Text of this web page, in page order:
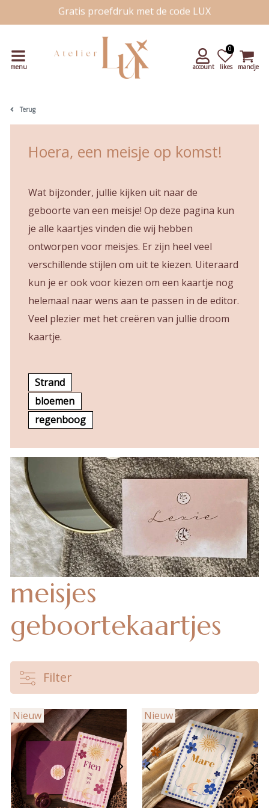
Snelle levering
Unieke handgetekende kaartjes
menu account likes
0
mandje
Terug
Hoera, een meisje op komst!
Wat bijzonder, jullie kijken uit naar de
geboorte van een meisje! Op deze pagina kun
je alle kaartjes vinden die wij hebben
ontworpen voor meisjes. Er zijn heel veel
verschillende stijlen om uit te kiezen. Uiteraard
kun je er ook voor kiezen om een kaartje nog
helemaal naar wens aan te passen in de editor.
Veel plezier met het creëren van jullie droom
kaartje.
Strand
bloemen
regenboog
meisjes
geboortekaartjes
Filter
Nieuw Nieuw